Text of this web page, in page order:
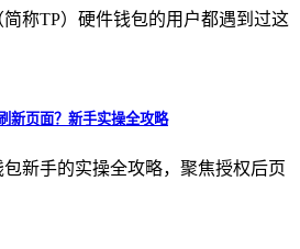
简称TP）硬件钱包的用户都遇到过这
新页面？新手实操全攻略
新手的实操全攻略，聚焦授权后页